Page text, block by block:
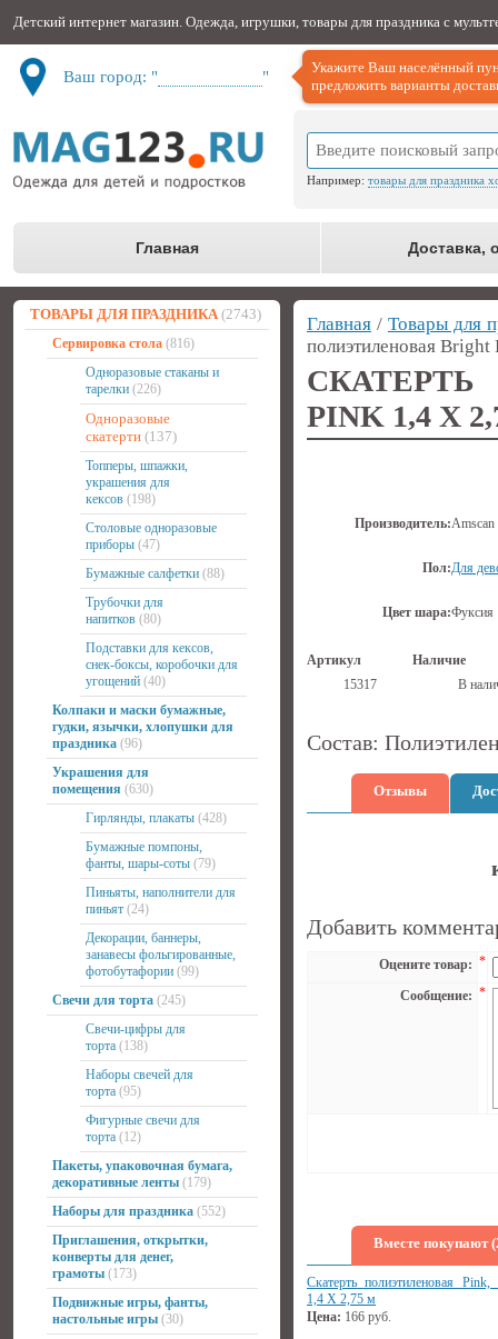
Детский интернет магазин. Одежда, игрушки, товары для праздника с
Ваш город: " "
Укажите Ваш населённый
предложить варианты
Например: товары для праздника
Главная Доставка,
ТОВАРЫ ДЛЯ ПРАЗДНИКА (2743)
Сервировка стола (816)
Одноразовые стаканы и
тарелки (226)
Одноразовые
скатерти (137)
Топперы, шпажки,
украшения для
кексов (198)
Столовые одноразовые
приборы (47)
Бумажные салфетки (88)
Трубочки для
напитков (80)
Подставки для кексов,
снек-боксы, коробочки для
угощений (40)
Колпаки и маски бумажные,
гудки, язычки, хлопушки для
праздника (96)
Украшения для
помещения (630)
Гирлянды, плакаты (428)
Бумажные помпоны,
фанты, шары-соты (79)
Пиньяты, наполнители для
пиньят (24)
Декорации, баннеры,
занавесы фольгированные,
фотобутафории (99)
Свечи для торта (245)
Свечи-цифры для
торта (138)
Наборы свечей для
торта (95)
Фигурные свечи для
торта (12)
Пакеты, упаковочная бумага,
декоративные ленты (179)
Наборы для праздника (552)
Приглашения, открытки,
конверты для денег,
грамоты (173)
Подвижные игры, фанты,
настольные игры (30)
Главная / Товары для
полиэтиленовая
PINK 1,4 Х
Производитель:Amscan
Пол:Для
Цвет шара:Фуксия
Артикул
Наличие
15317
В
Состав:
Отзывы
Добавить
Оцените товар: *
Сообщение: *
Вместе покупают
Скатерть полиэтиленовая Pink,
1,4 Х 2,75 м
Цена: 166 руб.